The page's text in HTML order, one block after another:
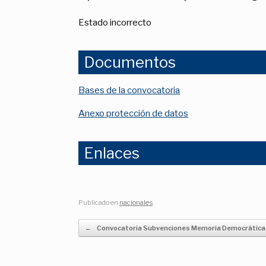
Estado incorrecto
Documentos
Bases de la convocatoria
Anexo protección de datos
Enlaces
Publicado en nacionales.
Navegador de artículos
← Convocatoria Subvenciones Memoria